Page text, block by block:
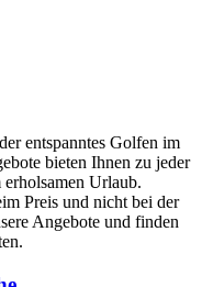
entspanntes Golfen im
bieten Ihnen zu jeder
erholsamen Urlaub.
Preis und nicht bei der
Angebote und finden